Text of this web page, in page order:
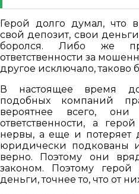
Герой долго думал, что
свой депозит, свои
боролся. Либо же
ответственности за
другое исключало, таково
В настоящее время
подобных компаний
вероятнее всего,
ответственности, а
нервы, а еще и потеряет
юридически подкованы
верно. Поэтому они
законом. Поэтому
деньги, точнее то, что от